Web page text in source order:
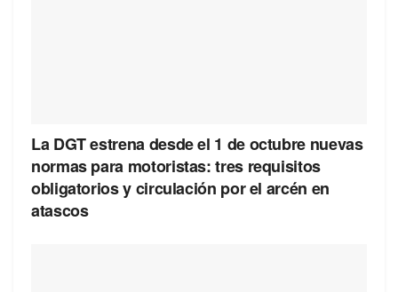
La DGT estrena desde el 1 de octubre nuevas
normas para motoristas: tres requisitos
obligatorios y circulación por el arcén en
atascos